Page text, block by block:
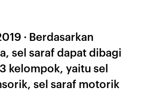
· Berdasarkan
sel saraf dapat dibagi
kelompok, yaitu sel
sel saraf motorik